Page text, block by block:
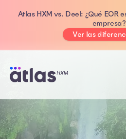
Atlas HXM vs. Deel: ¿Qué EOR
empresa?
Ver las